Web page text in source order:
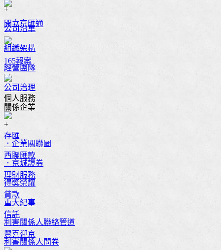
開立京匯通
165報案
個人服務
存匯
西聯匯款
理財服務
貸款
信託
豐喜迎京
+
公司沿革
組織架構
經營團隊
公司治理
關係企業
+
．企業關聯圖
．京城證券
得獎榮耀
重大紀事
利害關係人聯絡管道
利害關係人問卷